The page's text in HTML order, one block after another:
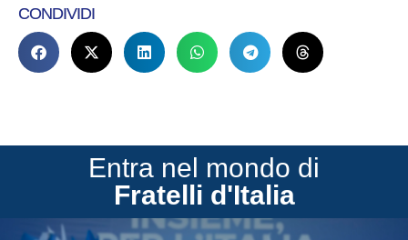
CONDIVIDI
Entra nel mondo di
Fratelli d'Italia